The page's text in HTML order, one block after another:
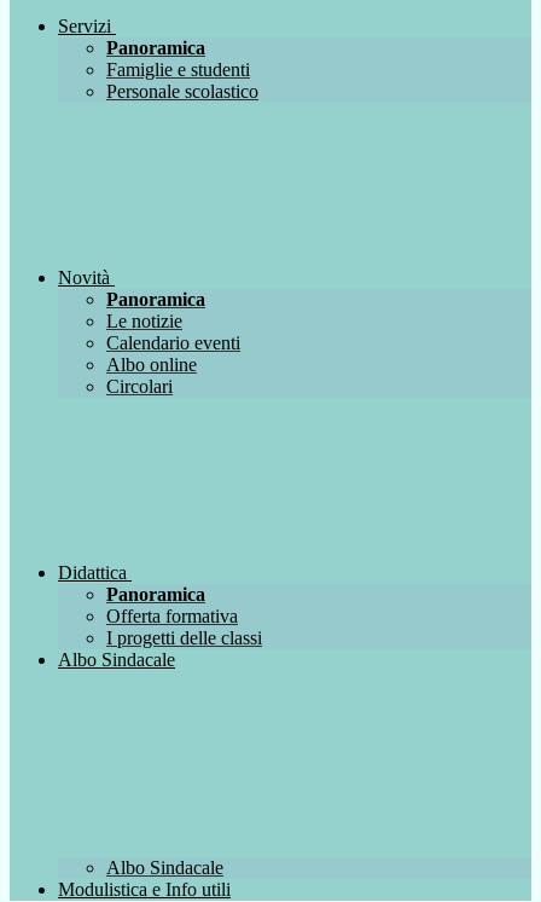
Servizi
Panoramica
Famiglie e studenti
Personale scolastico
Novità
Panoramica
Le notizie
Calendario eventi
Albo online
Circolari
Didattica
Panoramica
Offerta formativa
I progetti delle classi
Albo Sindacale
Albo Sindacale
Modulistica e Info utili